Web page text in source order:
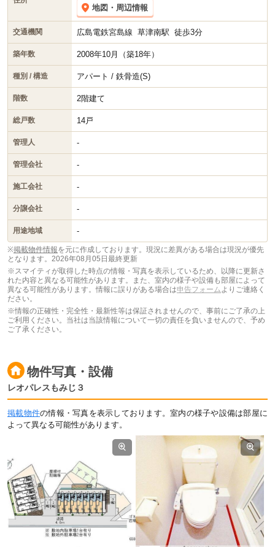
地図・周辺情報
交通機関 広島電鉄宮島線 草津南駅 徒歩3分
築年数 2008年10月（築18年）
種別 / 構造 アパート / 鉄骨造(S)
階数 2階建て
総戸数 14戸
管理人 -
管理会社 -
施工会社 -
分譲会社 -
用途地域 -
※掲載物件情報を元に作成しております。現況に差異がある場合は現況が優先
となります。 2026年08月05日最終更新
※スマイティが取得した時点の情報・写真を表示しているため、以降に更新さ
れた内容と異なる可能性があります。また、室内の様子や設備も部屋によって
異なる可能性があります。情報に誤りがある場合は申告フォーム よりご連絡く
ださい。
※情報の正確性・完全性・最新性等は保証されませんので、事前にご了承の上
ご利用ください。当社は当該情報について一切の責任を負いませんので、予め
ご了承ください。
物件写真・設備
レオパレスもみじ３
掲載物件の情報・写真を表示しております。室内の様子や設備は部屋に
よって異なる可能性があります。